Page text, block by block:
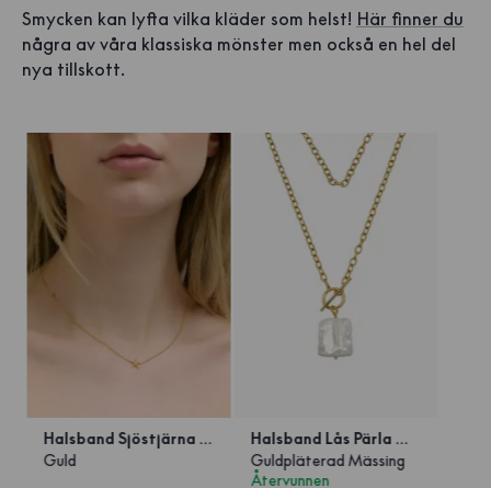
Smycken kan lyfta vilka kläder som helst! Här finner du
några av våra klassiska mönster men också en hel del
nya tillskott.
Halsband Sjöstjärna Guld
Guld
Halsband Lås Pärla Guld
Guldpläterad Mässing
Återvunnen